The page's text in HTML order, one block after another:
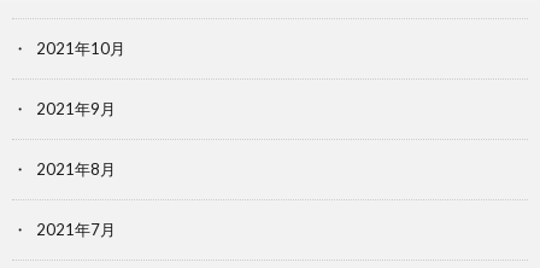
2021年10月
2021年9月
2021年8月
2021年7月